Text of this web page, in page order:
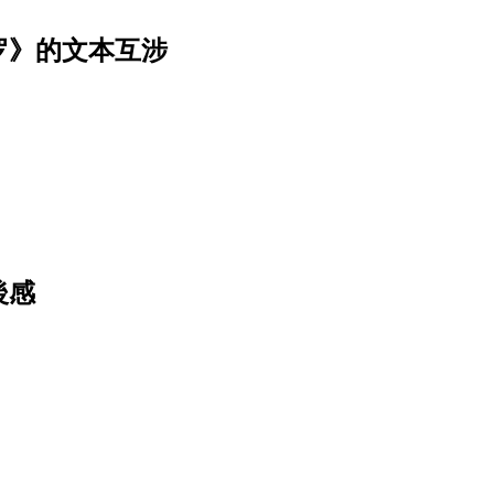
》的文本互涉
感